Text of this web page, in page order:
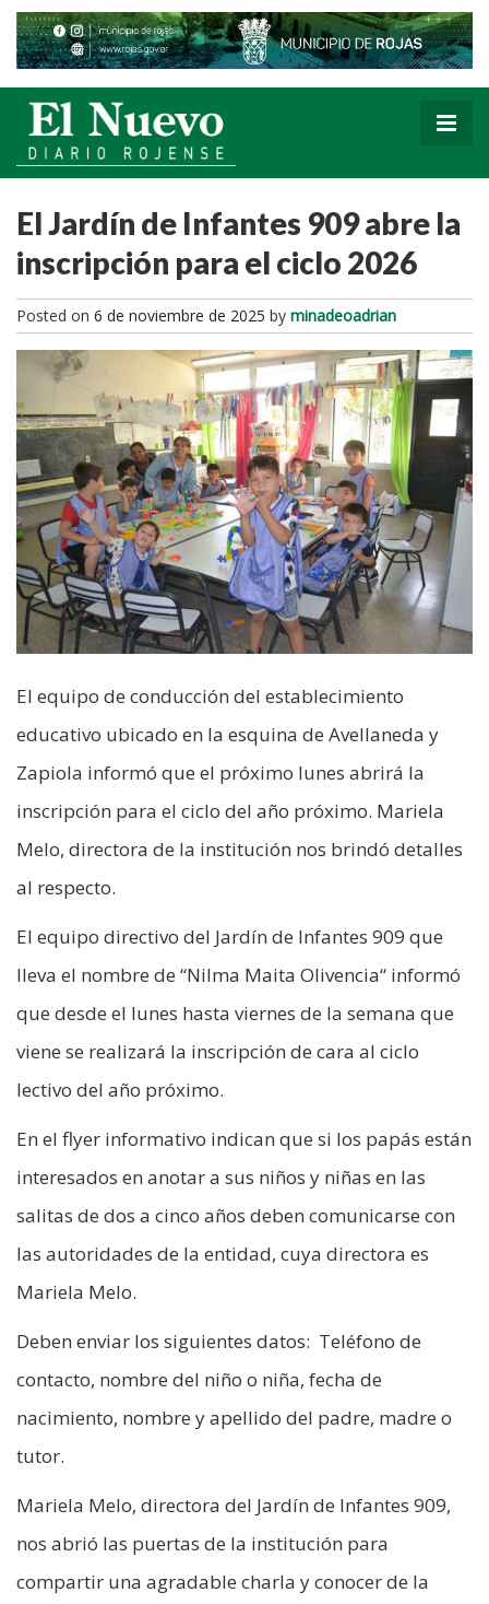
El Jardín de Infantes 909 abre la
inscripción para el ciclo 2026
Posted on 6 de noviembre de 2025 by minadeoadrian
El equipo de conducción del establecimiento
educativo ubicado en la esquina de Avellaneda y
Zapiola informó que el próximo lunes abrirá la
inscripción para el ciclo del año próximo. Mariela
Melo, directora de la institución nos brindó detalles
al respecto.
El equipo directivo del Jardín de Infantes 909 que
lleva el nombre de “Nilma Maita Olivencia“ informó
que desde el lunes hasta viernes de la semana que
viene se realizará la inscripción de cara al ciclo
lectivo del año próximo.
En el flyer informativo indican que si los papás están
interesados en anotar a sus niños y niñas en las
salitas de dos a cinco años deben comunicarse con
las autoridades de la entidad, cuya directora es
Mariela Melo.
Deben enviar los siguientes datos: Teléfono de
contacto, nombre del niño o niña, fecha de
nacimiento, nombre y apellido del padre, madre o
tutor.
Mariela Melo, directora del Jardín de Infantes 909,
nos abrió las puertas de la institución para
compartir una agradable charla y conocer de la